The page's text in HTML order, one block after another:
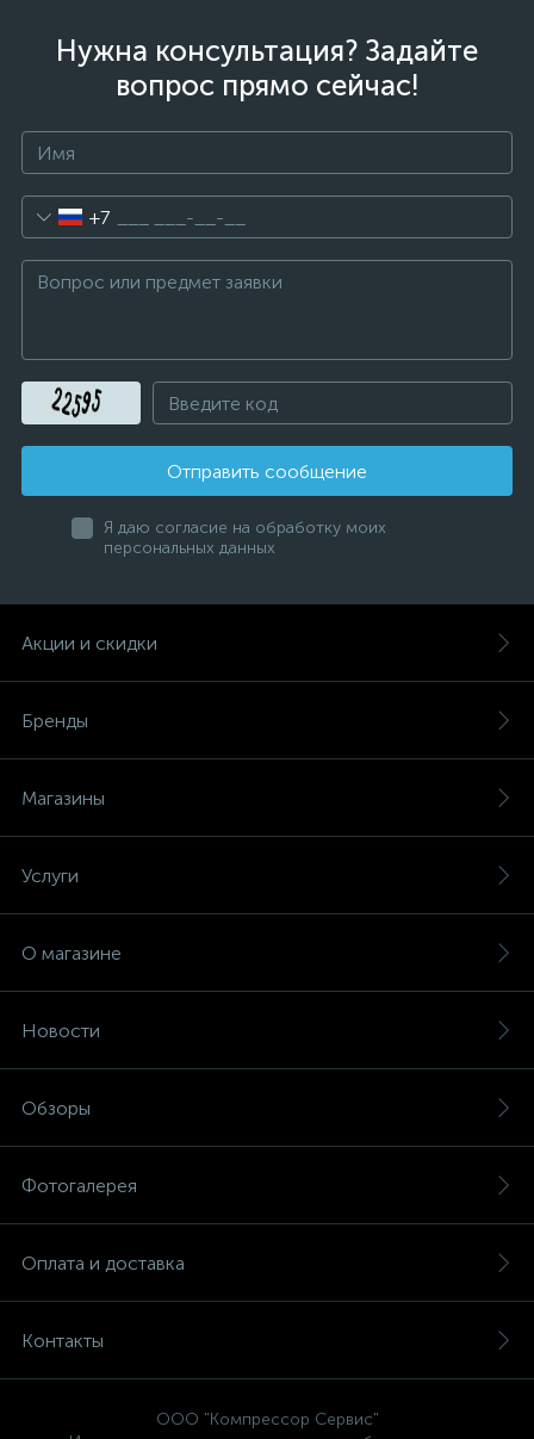
Нужна консультация? Задайте
вопрос прямо сейчас!
+7
Отправить сообщение
Я даю согласие на обработку моих
персональных данных
Акции и скидки
Бренды
Магазины
Услуги
О магазине
Новости
Обзоры
Фотогалерея
Оплата и доставка
Контакты
ООО "Компрессор Сервис"